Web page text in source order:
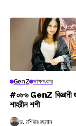
GenZ সাক্ষাৎকার
#০৮৬ GenZ বিজ্ঞানী
শাহরীন শশী
ড. মশিউর রহমান